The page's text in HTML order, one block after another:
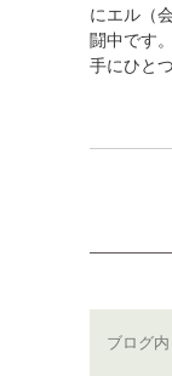
にエル（
闘中です
手にひと